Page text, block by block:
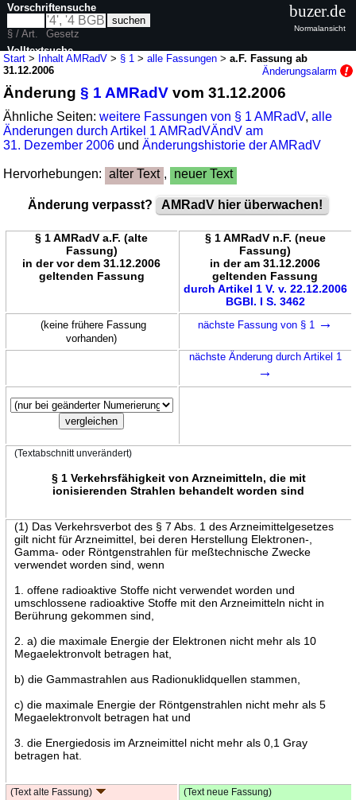
Start > Inhalt AMRadV > § 1 >alle Fassungen >a.F. Fassung ab
31.12.2006
Änderungsalarm
Änderung§ 1 AMRadV vom 31.12.2006
Ähnliche Seiten:weitere Fassungen von § 1 AMRadV,alle
Änderungen durch Artikel 1 AMRadVÄndV am
31. Dezember 2006 undÄnderungshistorie der AMRadV
Hervorhebungen: alter Text , neuer Text
Änderung verpasst? AMRadV hier überwachen!
§ 1 AMRadV a.F. (alte
Fassung)
in der vor dem 31.12.2006
geltenden Fassung
§ 1 AMRadV n.F. (neue
Fassung)
in der am 31.12.2006
geltenden Fassung
durch Artikel 1 V. v. 22.12.2006
BGBl. I S. 3462
(keine frühere Fassung
vorhanden)
nächste Fassung von § 1 →
nächste Änderung durch Artikel 1
→
(Textabschnitt unverändert)
§ 1 Verkehrsfähigkeit von Arzneimitteln, die mit
ionisierenden Strahlen behandelt worden sind
(1) Das Verkehrsverbot des § 7 Abs. 1 des Arzneimittelgesetzes
gilt nicht für Arzneimittel, bei deren Herstellung Elektronen-,
Gamma- oder Röntgenstrahlen für meßtechnische Zwecke
verwendet worden sind, wenn
1. offene radioaktive Stoffe nicht verwendet worden und
umschlossene radioaktive Stoffe mit den Arzneimitteln nicht in
Berührung gekommen sind,
2. a) die maximale Energie der Elektronen nicht mehr als 10
Megaelektronvolt betragen hat,
b) die Gammastrahlen aus Radionuklidquellen stammen,
c) die maximale Energie der Röntgenstrahlen nicht mehr als 5
Megaelektronvolt betragen hat und
3. die Energiedosis im Arzneimittel nicht mehr als 0,1 Gray
betragen hat.
(Text alte Fassung) (Text neue Fassung)
Vorschriftensuche
§ / Art.
Gesetz
Volltextsuche
buzer.de
Normalansicht